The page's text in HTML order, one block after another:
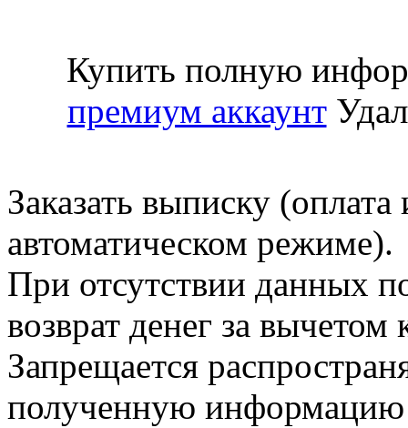
Купить полную
премиум аккаунт
Заказать выписку
автоматическом режиме).
При отсутствии данных
возврат денег за
Запрещается
полученную информацию